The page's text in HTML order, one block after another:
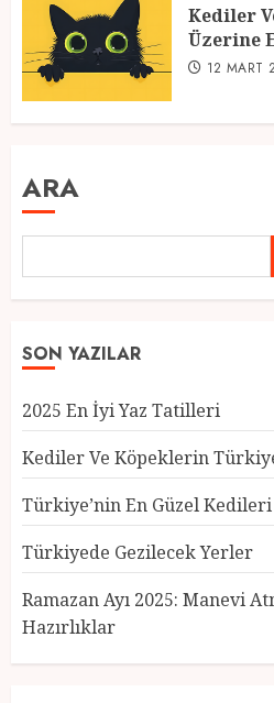
Kediler
Üzerine
12 MART
ARA
SON YAZILAR
2025 En İyi Yaz Tatilleri
Kediler Ve Köpeklerin
Türkiye’nin En Güzel
Türkiyede Gezilecek Yerler
Ramazan Ayı 2025: Manevi
Hazırlıklar
Seçildi
12 MART